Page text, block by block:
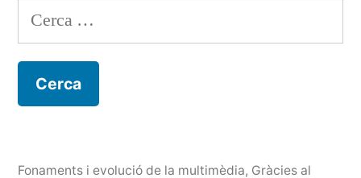
Cerca:
Fonaments i evolució de la multimèdia, Gràcies al